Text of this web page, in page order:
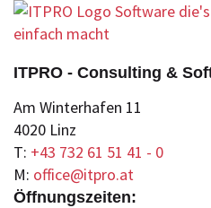
ITPRO - Consulting &
Am Winterhafen 11
4020 Linz
T: +43 732 61 51 41 - 0
M: office@itpro.at
Öffnungszeiten: